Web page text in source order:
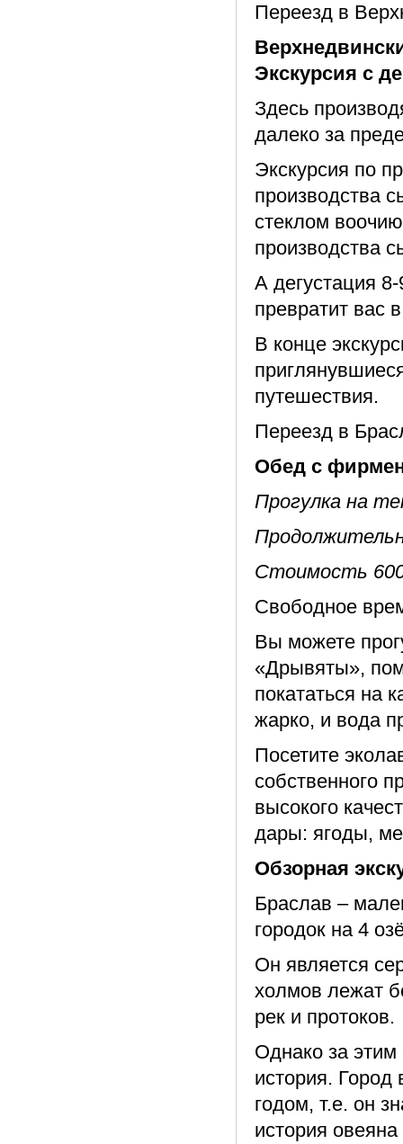
Переезд в
Экскурсия с
Здесь
далеко за
Экскурсия по
производства
стеклом
производства
А дегустация
превратит вас
В конце
путешествия.
Переезд в
Обед с
Прогулка на
Стоимость
Свободное
Вы можете
«Дрывяты»,
покататься на
жарко, и вода
Посетите
собственного
высокого
дары: ягоды,
Обзорная
Браслав –
городок на 4
Он является
холмов лежат
рек и протоков.
Однако за
история. Город
годом, т.е. он
история